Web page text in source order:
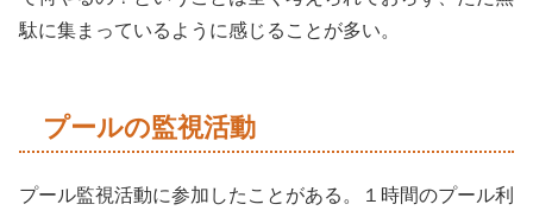
駄に集まっているように感じることが多い。
プールの監視活動
プール監視活動に参加したことがある。１時間のプール利